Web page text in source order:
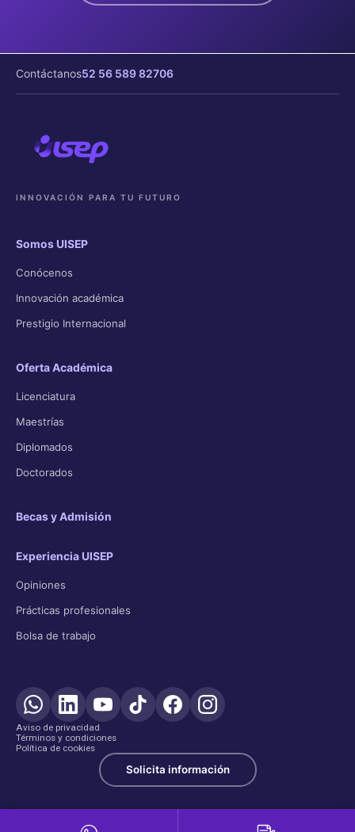
Contáctanos52 56 589 82706
INNOVACIÓN PARA TU FUTURO
Somos UISEP
Conócenos
Innovación académica
Prestigio Internacional
Oferta Académica
Licenciatura
Maestrías
Diplomados
Doctorados
Becas y Admisión
Experiencia UISEP
Opiniones
Prácticas profesionales
Bolsa de trabajo
Aviso de privacidad
Términos y condiciones
Política de cookies
Solicita información